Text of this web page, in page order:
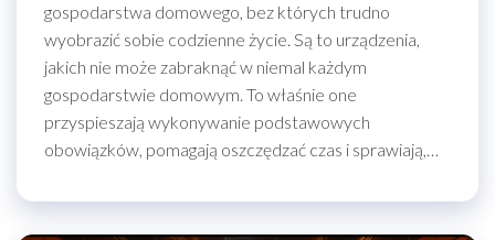
gospodarstwa domowego, bez których trudno
wyobrazić sobie codzienne życie. Są to urządzenia,
jakich nie może zabraknąć w niemal każdym
gospodarstwie domowym. To właśnie one
przyspieszają wykonywanie podstawowych
obowiązków, pomagają oszczędzać czas i sprawiają,…